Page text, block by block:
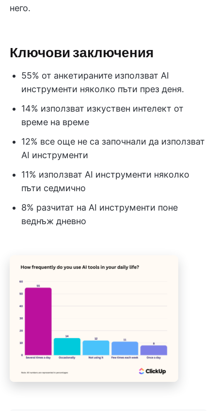
него.
Ключови заключения
55% от анкетираните използват AI
инструменти няколко пъти през деня.
14% използват изкуствен интелект от
време на време
12% все още не са започнали да използват
AI инструменти
11% използват AI инструменти няколко
пъти седмично
8% разчитат на AI инструменти поне
веднъж дневно